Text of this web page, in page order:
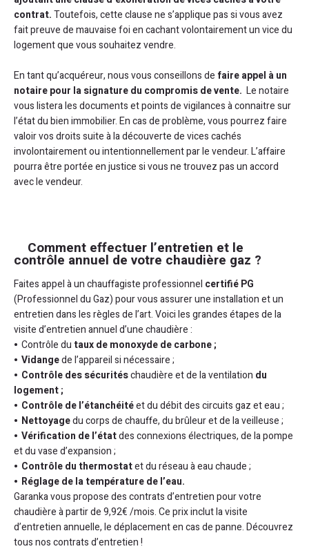
contrat.Toutefois, cette clause ne s’applique pas si vous avez
fait preuve de mauvaise foi en cachant volontairement un vice du
logement que vous souhaitez vendre.
En tant qu’acquéreur, nous vous conseillons de faire appel à un
notaire pour la signature du compromis de vente. Le notaire
vous listera les documents et points de vigilances à connaitre sur
l’état du bien immobilier. En cas de problème, vous pourrez faire
valoir vos droits suite à la découverte de vices cachés
involontairement ou intentionnellement par le vendeur. L’affaire
pourra être portée en justice si vous ne trouvez pas un accord
avec le vendeur.
Comment effectuer l’entretien et le
contrôle annuel de votre chaudière gaz ?
Faites appel à un chauffagiste professionnel certifié PG
(Professionnel du Gaz) pour vous assurer une installation et un
entretien dans les règles de l’art. Voici les grandes étapes de la
visite d’entretien annuel d’une chaudière :
Contrôle du taux de monoxyde de carbone ;
Vidangede l’appareil si nécessaire ;
Contrôle des sécuritéschaudière et de la ventilation du
logement ;
Contrôle de l’étanchéitéet du débit des circuits gaz et eau ;
Nettoyagedu corps de chauffe, du brûleur et de la veilleuse ;
Vérification de l’étatdes connexions électriques, de la pompe
et du vase d’expansion ;
Contrôle du thermostatet du réseau à eau chaude ;
Réglage de la température de l’eau.
Garanka vous propose des contrats d’entretien pour votre
chaudière à partir de 9,92€ /mois. Ce prix inclut la visite
d’entretien annuelle, le déplacement en cas de panne. Découvrez
tous nos contrats d’entretien !